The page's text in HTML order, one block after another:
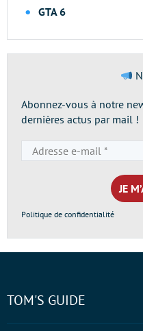
GTA 6
Abonnez-vous à notre
dernières actus par mail !
Politique de confidentialité
TOM'S GUIDE